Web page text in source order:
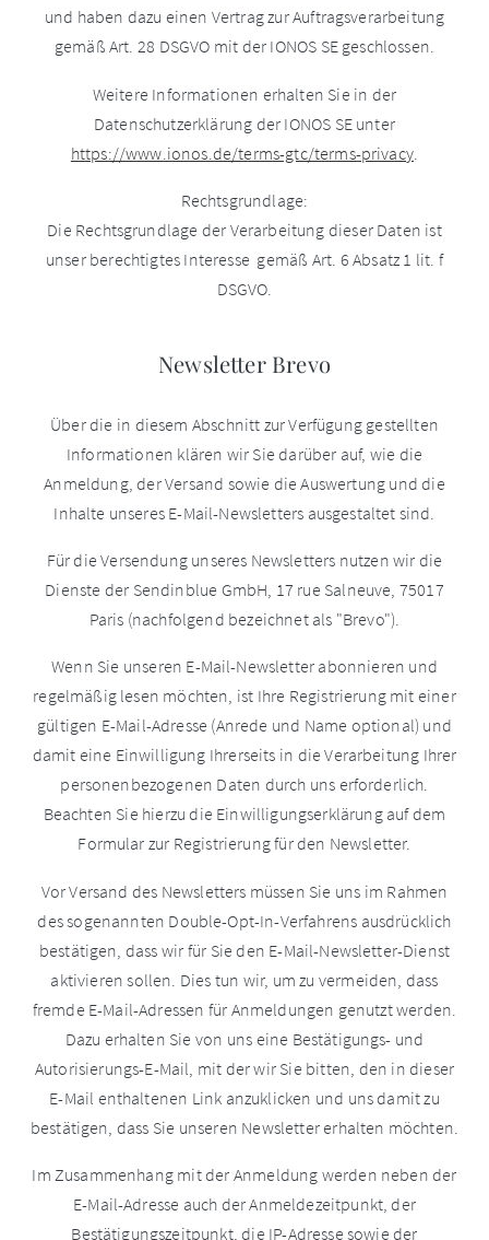
und haben dazu einen Vertrag zur Auftragsverarbeitung
gemäß Art. 28 DSGVO mit der IONOS SE geschlossen.
Weitere Informationen erhalten Sie in der
Datenschutzerklärung der IONOS SE unter
https://www.ionos.de/terms-gtc/terms-privacy.
Rechtsgrundlage:
Die Rechtsgrundlage der Verarbeitung dieser Daten ist
unser berechtigtes Interesse gemäß Art. 6 Absatz 1 lit. f
DSGVO.
Newsletter Brevo
Über die in diesem Abschnitt zur Verfügung gestellten
Informationen klären wir Sie darüber auf, wie die
Anmeldung, der Versand sowie die Auswertung und die
Inhalte unseres E-Mail-Newsletters ausgestaltet sind.
Für die Versendung unseres Newsletters nutzen wir die
Dienste der Sendinblue GmbH, 17 rue Salneuve, 75017
Paris (nachfolgend bezeichnet als "Brevo").
Wenn Sie unseren E-Mail-Newsletter abonnieren und
regelmäßig lesen möchten, ist Ihre Registrierung mit einer
gültigen E-Mail-Adresse (Anrede und Name optional) und
damit eine Einwilligung Ihrerseits in die Verarbeitung Ihrer
personenbezogenen Daten durch uns erforderlich.
Beachten Sie hierzu die Einwilligungserklärung auf dem
Formular zur Registrierung für den Newsletter.
Vor Versand des Newsletters müssen Sie uns im Rahmen
des sogenannten Double-Opt-In-Verfahrens ausdrücklich
bestätigen, dass wir für Sie den E-Mail-Newsletter-Dienst
aktivieren sollen. Dies tun wir, um zu vermeiden, dass
fremde E-Mail-Adressen für Anmeldungen genutzt werden.
Dazu erhalten Sie von uns eine Bestätigungs- und
Autorisierungs-E-Mail, mit der wir Sie bitten, den in dieser
E-Mail enthaltenen Link anzuklicken und uns damit zu
bestätigen, dass Sie unseren Newsletter erhalten möchten.
Im Zusammenhang mit der Anmeldung werden neben der
E-Mail-Adresse auch der Anmeldezeitpunkt, der
Bestätigungszeitpunkt, die IP-Adresse sowie der